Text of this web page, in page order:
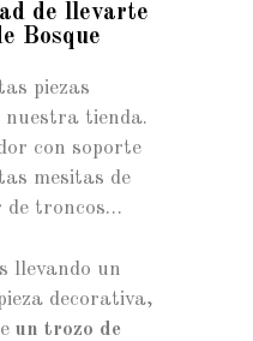
de llevarte
Bosque
piezas
nuestra tienda.
con soporte
mesitas de
de troncos…
llevando un
decorativa,
un trozo de